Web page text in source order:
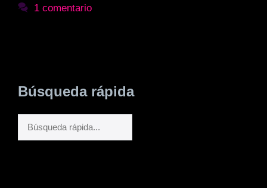
1 comentario
Búsqueda rápida